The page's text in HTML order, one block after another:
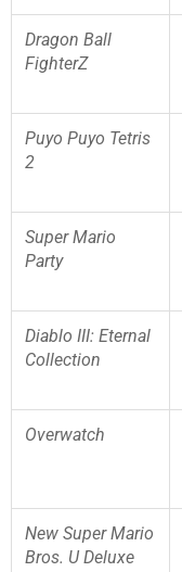
Dragon Ball
FighterZ
Puyo Puyo Tetris
2
Super Mario
Party
Diablo III: Eternal
Collection
Overwatch
New Super Mario
Bros. U Deluxe